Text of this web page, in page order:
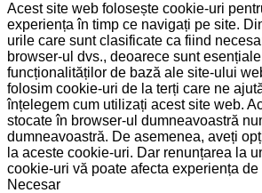
Acest site web folosește cookie-uri
experiența în timp ce navigați pe site.
urile care sunt clasificate ca fiind
browser-ul dvs., deoarece sunt
funcționalităților de bază ale site-ului
folosim cookie-uri de la terți care ne
înțelegem cum utilizați acest site web.
stocate în browser-ul dumneavoastră
dumneavoastră. De asemenea, aveți
la aceste cookie-uri. Dar renunțarea la
cookie-uri vă poate afecta experiența de
Necesar